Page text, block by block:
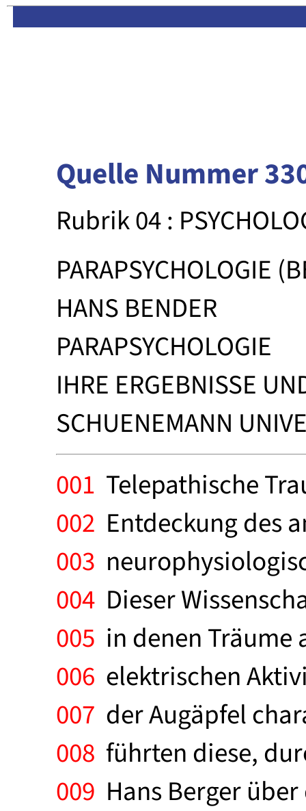
Quelle Nummer
Rubrik 04 :
PARAPSYCHOLOGIE
HANS BENDER
PARAPSYCHOLOGIE
IHRE ERGEBNISSE
SCHUENEMANN
001 Telepathische
002 Entdeckung des
003
004 Dieser
005 in denen
006 elektrischen
007 der Augäpfel
008 führten diese,
009 Hans Berger